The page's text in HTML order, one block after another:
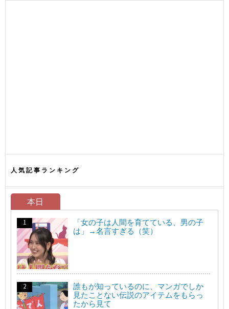
人気記事ランキング
本日
「女の子は人間を育てている、男の子
は」→名言すぎる（笑）
誰もが知っているのに、マンガでしか
見たことない伝説のアイテムをもらっ
たから見て